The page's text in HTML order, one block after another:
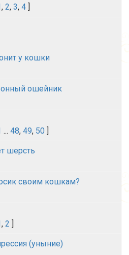
, 2, 3, 4 ]
у кошки
ошейник
... 48, 49, 50 ]
шерсть
своим кошкам?
, 2 ]
(уныние)